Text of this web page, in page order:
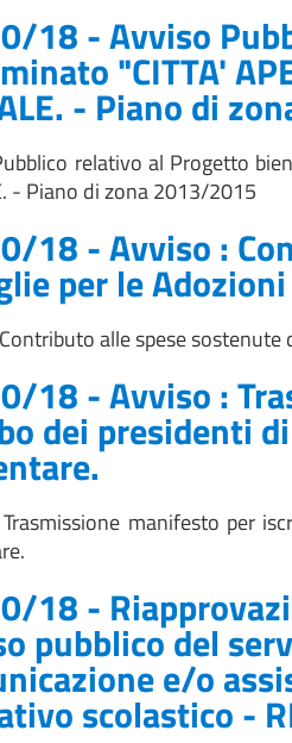
18 - Avviso
"CITTA'
- Piano di
relativo al Progetto
- Piano di zona 2013/2015
18 - Avviso :
per le
alle spese
18 - Avviso :
dei presidenti
manifesto per
18 -
pubblico del
e/o
scolastico -